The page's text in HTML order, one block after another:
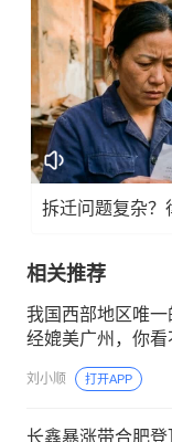
拆迁问题复杂？
相关推荐
我国西部地区唯
经媲美广州，你看
刘小顺 打开APP
长鑫暴涨带合肥